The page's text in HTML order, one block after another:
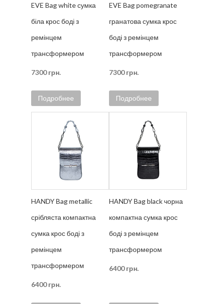
EVE Bag white сумка
біла крос боді з
ремінцем
трансформером
7300грн.
Подробнее
EVE Bag pomegranate
гранатова сумка крос
боді з ремінцем
трансформером
7300грн.
Подробнее
HANDY Bag metallic
срібляста компактна
сумка крос боді з
ремінцем
трансформером
6400грн.
HANDY Bag black чорна
компактна сумка крос
боді з ремінцем
трансформером
6400грн.